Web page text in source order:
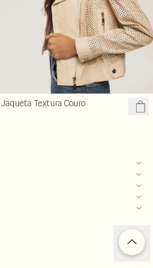
Jaqueta Textura Couro